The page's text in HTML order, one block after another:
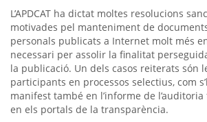
L’APDCAT ha dictat moltes resolucions
motivades pel manteniment de
personals publicats a Internet molt més
necessari per assolir la finalitat
la publicació. Un dels casos reiterats són
participants en processos selectius, com
manifest també en l’informe de l’auditoria
en els portals de la transparència.